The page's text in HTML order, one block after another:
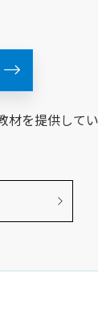
を提供してい